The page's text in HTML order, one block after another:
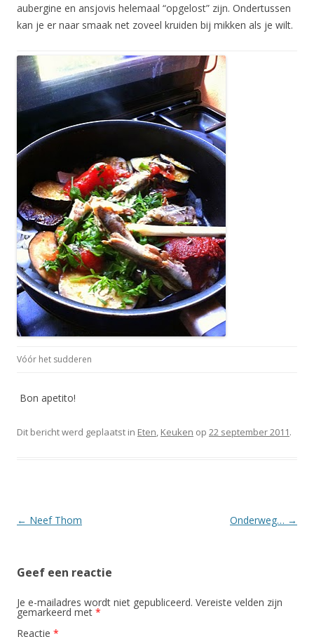
aubergine en ansjovis helemaal “opgelost” zijn. Ondertussen
kan je er naar smaak net zoveel kruiden bij mikken als je wilt.
Vóór het sudderen
Bon apetito!
Dit bericht werd geplaatst in Eten, Keuken op 22 september 2011.
Berichtnavigatie
← Neef Thom Onderweg… →
Geef een reactie
Je e-mailadres wordt niet gepubliceerd. Vereiste velden zijn
gemarkeerd met *
Reactie *